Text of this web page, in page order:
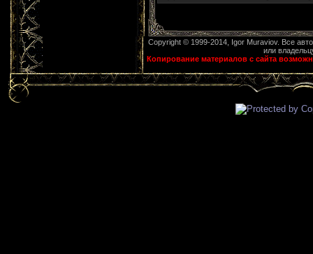
Copyright © 1999-2014, Igor Muraviov. Все
или
Копирование материалов с сайта